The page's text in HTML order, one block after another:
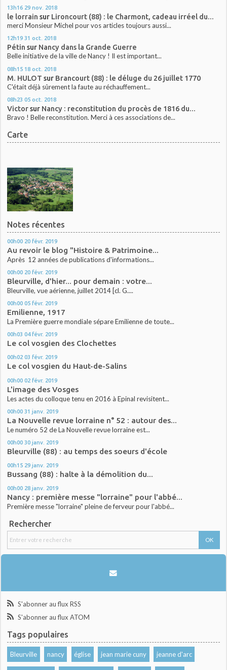
13h16 29 nov. 2018
le lorrain sur Lironcourt (88) : le Charmont, cadeau irréel du...
merci Monsieur Michel pour vos articles toujours aussi...
12h19 31 oct. 2018
Pétin sur Nancy dans la Grande Guerre
Belle initiative de la ville de Nancy ! Il est important...
08h15 18 oct. 2018
M. HULOT sur Brancourt (88) : le déluge du 26 juillet 1770
C'était déjà sûrement la faute au réchauffement...
08h23 05 oct. 2018
Victorsur Nancy : reconstitution du procès de 1816 du...
Bravo ! Belle reconstitution. Merci à ces associations de...
Carte
Notes récentes
00h00 20 févr. 2019
Au revoir le blog "Histoire & Patrimoine...
Après 12 années de publications d'informations...
00h00 20 févr. 2019
Bleurville, d'hier... pour demain : votre...
Bleurville, vue aérienne, juillet 2014 [cl. G....
00h00 05 févr. 2019
Emilienne, 1917
La Première guerre mondiale sépare Emilienne de toute...
00h03 04 févr. 2019
Le col vosgien des Clochettes
00h02 03 févr. 2019
Le col vosgien du Haut-de-Salins
00h00 02 févr. 2019
L'image des Vosges
Les actes du colloque tenu en 2016 à Epinal revisitent...
00h00 31 janv. 2019
La Nouvelle revue lorraine n° 52 : autour des...
Le numéro 52 de La Nouvelle revue lorraine est...
00h00 30 janv. 2019
Bleurville (88) : au temps des soeurs d'école
00h15 29 janv. 2019
Bussang (88) : halte à la démolition du...
00h00 28 janv. 2019
Nancy : première messe "lorraine" pour l'abbé...
Première messe "lorraine" pleine de ferveur pour l'abbé...
Rechercher
S'abonner au flux RSS
S'abonner au flux ATOM
Tags populaires
Bleurville nancy église jean marie cuny jeanne d'arc